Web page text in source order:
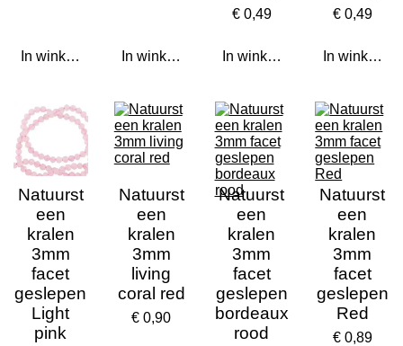
In winkelwagen In winkelwagen
€ 0,49
In winkelwagen
€ 0,49
In
Natuurst
een
kralen
3mm
facet
geslepen
Light
pink
Natuurst
een
kralen
3mm
living
coral red
€ 0,90
Natuurst
een
kralen
3mm
facet
geslepen
bordeaux
rood
Natuurst
een
kralen
3mm
facet
geslepen
Red
€ 0,89